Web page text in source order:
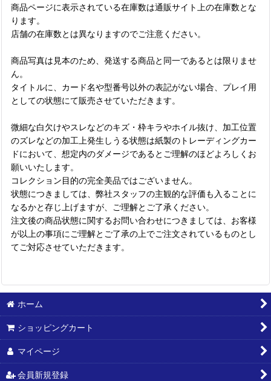
商品ページに表示されている在庫数は通販サイト上の在庫数とな
ります。
店舗の在庫数とは異なりますのでご注意ください。
商品写真は見本のため、発送する商品と同一であるとは限りませ
ん。
タイトルに、カード名や型番号以外の表記がない場合、プレイ用
としての状態にて販売させていただきます。
微細な白欠けやスレなどのキズ・枠キラやホイル抜け、加工位置
のズレなどの加工上発生しうる状態は紙製のトレーディングカー
ドにおいて、想定内のダメージであるとご理解のほどよろしくお
願いいたします。
コレクション目的の完全美品ではございません。
状態につきましては、弊社スタッフの主観的な評価も入ることに
なるかと存じ上げますが、ご理解とご了承ください。
注文後の商品状態に関するお問い合わせにつきましては、お客様
が以上の事項にご理解とご了承の上でご注文されているものとし
てご対応させていただきます。
ホーム
ショッピングカート
マイページ
会員新規登録